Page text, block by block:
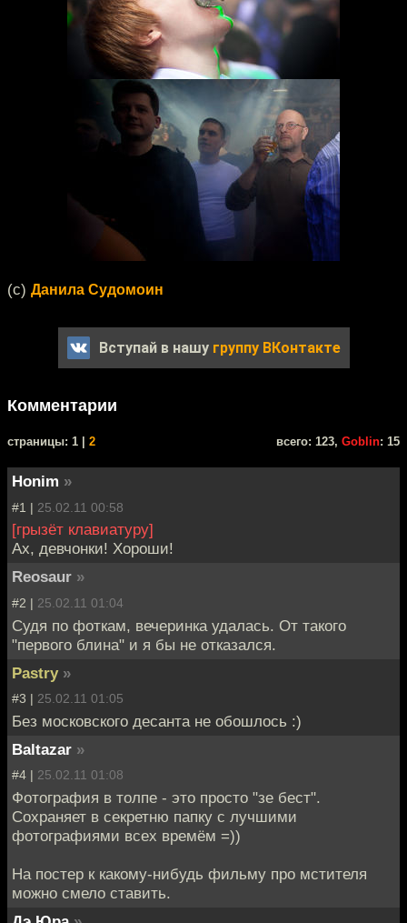
(c) Данила Судомоин
Вступай в нашу группу ВКонтакте
Комментарии
cтраницы: 1 | 2 всего: 123, Goblin: 15
Honim »
#1 | 25.02.11 00:58
[грызёт клавиатуру]
Ах, девчонки! Хороши!
Reosaur »
#2 | 25.02.11 01:04
Судя по фоткам, вечеринка удалась. От такого
"первого блина" и я бы не отказался.
Pastry »
#3 | 25.02.11 01:05
Без московского десанта не обошлось :)
Baltazar »
#4 | 25.02.11 01:08
Фотография в толпе - это просто "зе бест".
Сохраняет в секретню папку с лучшими
фотографиями всех времём =))
На постер к какому-нибудь фильму про мстителя
можно смело ставить.